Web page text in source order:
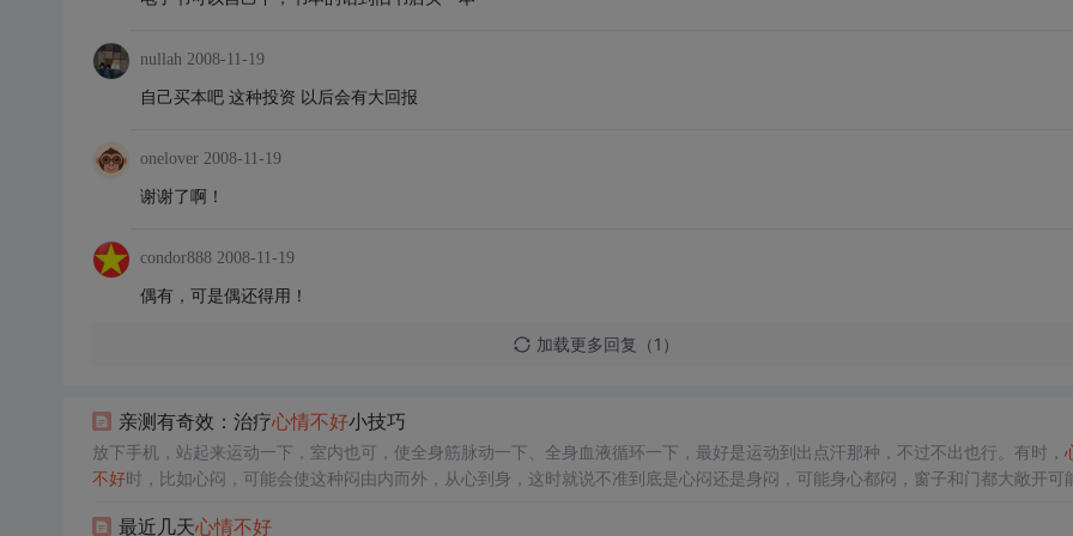
nullah 2008-11-19
自己买本吧 这种投资 以后会有大回报
onelover 2008-11-19
谢谢了啊！
condor888 2008-11-19
偶有，可是偶还得用！
加载更多回复（1）
亲测有奇效：治疗心情不好小技巧
放下手机，站起来运动一下，室内也可，使全身筋脉动一下、全身血液循环一下，最好是运动到出点汗那种，不过不出也行。有时，
不好时，比如心闷，可能会使这种闷由内而外，从心到身，这时就说不准到底是心闷还是身闷，可能身心都闷，窗子和门都大敞开可
烂剧避雷..）2心理/快乐（心态，快乐分享，能量，成长，原生家庭..）3思考/逻辑（学习，反思，改进，哲学，明学..）更多精彩内容
最近几天心情不好